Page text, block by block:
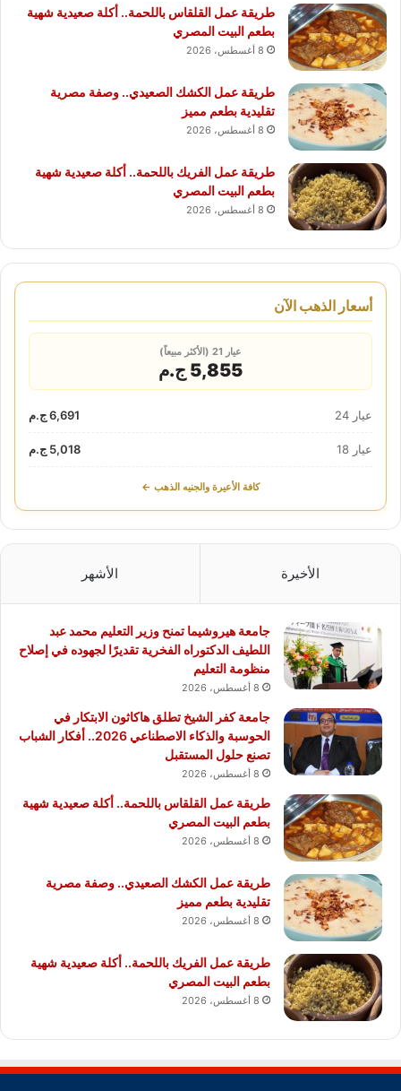
طريقة عمل القلقاس باللحمة.. أكلة صعيدية شهية
بطعم البيت المصري
8 أغسطس، 2026
طريقة عمل الكشك الصعيدي.. وصفة مصرية
تقليدية بطعم مميز
8 أغسطس، 2026
طريقة عمل الفريك باللحمة.. أكلة صعيدية شهية
بطعم البيت المصري
8 أغسطس، 2026
أسعار الذهب الآن
عيار 21 (الأكثر مبيعاً)
5,855 ج.م
عيار 24 6,691 ج.م
عيار 18 5,018 ج.م
كافة الأعيرة والجنيه الذهب ←
الأخيرة الأشهر
جامعة هيروشيما تمنح وزير التعليم محمد عبد
اللطيف الدكتوراه الفخرية تقديرًا لجهوده في إصلاح
منظومة التعليم
8 أغسطس، 2026
جامعة كفر الشيخ تطلق هاكاثون الابتكار في
الحوسبة والذكاء الاصطناعي 2026.. أفكار الشباب
تصنع حلول المستقبل
8 أغسطس، 2026
طريقة عمل القلقاس باللحمة.. أكلة صعيدية شهية
بطعم البيت المصري
8 أغسطس، 2026
طريقة عمل الكشك الصعيدي.. وصفة مصرية
تقليدية بطعم مميز
8 أغسطس، 2026
طريقة عمل الفريك باللحمة.. أكلة صعيدية شهية
بطعم البيت المصري
8 أغسطس، 2026